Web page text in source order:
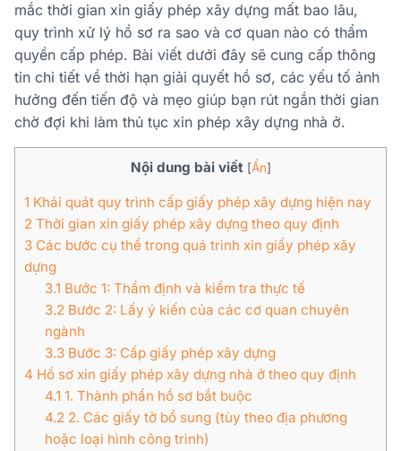
mắc thời gian xin giấy phép xây dựng mất bao lâu,
quy trình xử lý hồ sơ ra sao và cơ quan nào có thẩm
quyền cấp phép. Bài viết dưới đây sẽ cung cấp thông
tin chi tiết về thời hạn giải quyết hồ sơ, các yếu tố ảnh
hưởng đến tiến độ và mẹo giúp bạn rút ngắn thời gian
chờ đợi khi làm thủ tục xin phép xây dựng nhà ở.
Nội dung bài viết [Ẩn]
1 Khái quát quy trình cấp giấy phép xây dựng hiện nay
2 Thời gian xin giấy phép xây dựng theo quy định
3 Các bước cụ thể trong quá trình xin giấy phép xây
dựng
3.1 Bước 1: Thẩm định và kiểm tra thực tế
3.2Bước 2: Lấy ý kiến của các cơ quan chuyên
ngành
3.3Bước 3: Cấp giấy phép xây dựng
4 Hồ sơ xin giấy phép xây dựng nhà ở theo quy định
4.1 1. Thành phần hồ sơ bắt buộc
4.22. Các giấy tờ bổ sung (tùy theo địa phương
hoặc loại hình công trình)